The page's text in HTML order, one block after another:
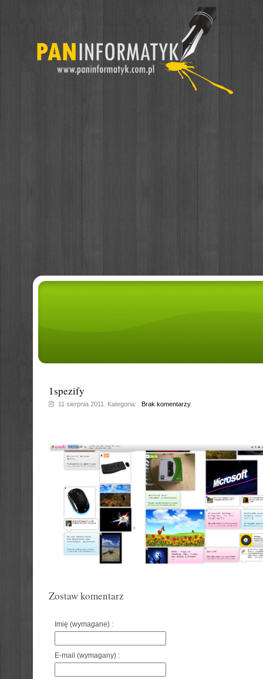
1spezify
11 sierpnia 2011. Kategoria: . Brak komentarzy.
Zostaw komentarz
Imię (wymagane) :
E-mail (wymagany) :